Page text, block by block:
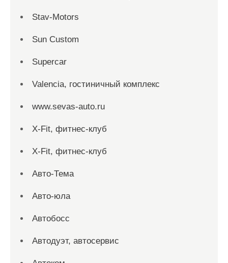
Stav-Motors
Sun Custom
Supercar
Valencia, гостиничный комплекс
www.sevas-auto.ru
X-Fit, фитнес-клуб
X-Fit, фитнес-клуб
Авто-Тема
Авто-юла
Автобосс
Автодуэт, автосервис